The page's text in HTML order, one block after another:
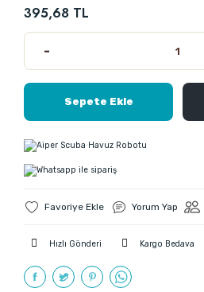
395,68 TL
Sepete Ekle
Yorum Yap
Hızlı Gönderi Kargo Bedava